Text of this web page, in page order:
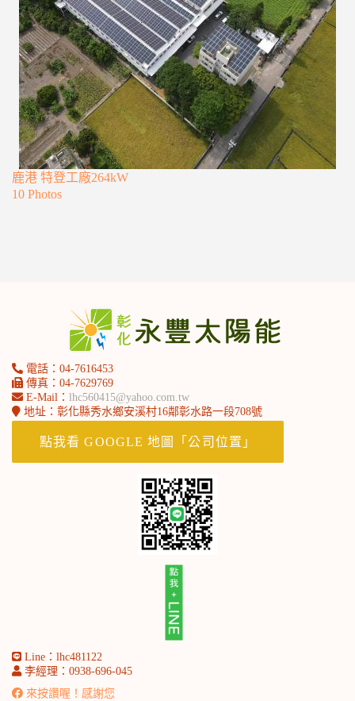
鹿港 特登工廠264kW
10 Photos
電話：04-7616453
傳真：04-7629769
E-Mail： lhc560415@yahoo.com.tw
地址：彰化縣秀水鄉安溪村16鄰彰水路一段708號
點我看 GOOGLE 地圖「公司位置」
Line：lhc481122
李經理：0938-696-045
來按讚喔！感謝您